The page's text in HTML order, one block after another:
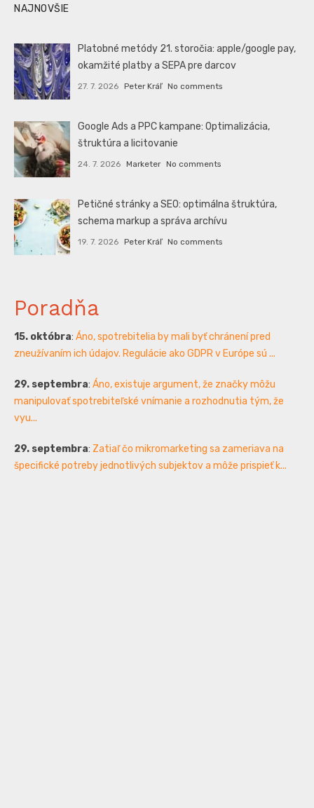
NAJNOVŠIE
Platobné metódy 21. storočia: apple/google pay,
okamžité platby a SEPA pre darcov
27. 7. 2026 Peter Kráľ No comments
Google Ads a PPC kampane: Optimalizácia,
štruktúra a licitovanie
24. 7. 2026 Marketer No comments
Petičné stránky a SEO: optimálna štruktúra,
schema markup a správa archívu
19. 7. 2026 Peter Kráľ No comments
Poradňa
15. októbra: Áno, spotrebitelia by mali byť chránení pred
zneužívaním ich údajov. Regulácie ako GDPR v Európe sú ...
29. septembra: Áno, existuje argument, že značky môžu
manipulovať spotrebiteľské vnímanie a rozhodnutia tým, že
vyu...
29. septembra: Zatiaľ čo mikromarketing sa zameriava na
špecifické potreby jednotlivých subjektov a môže prispieť k...